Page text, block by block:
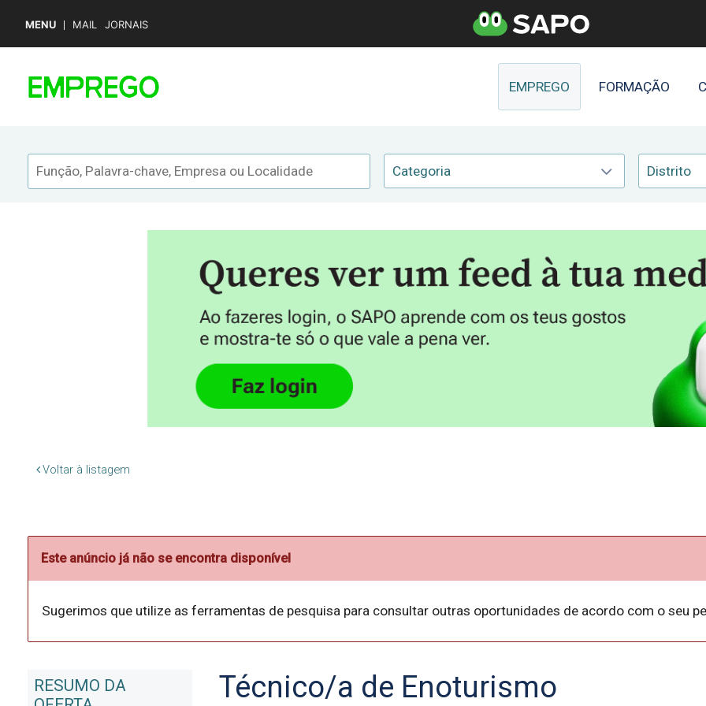
MENU MAIL JORNAIS
EMPREGO FORMAÇÃO
Categoria Distrito
Voltar à listagem
Este anúncio já não se encontra disponível
Sugerimos que utilize as ferramentas de pesquisa para consultar outras oportunidades de acordo com o seu
RESUMO DA
Técnico/a de Enoturismo